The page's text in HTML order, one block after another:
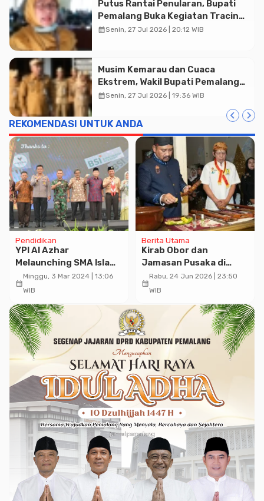
Putus Rantai Penularan, Bupati
Pemalang Buka Kegiatan Tracing
TBC Terintegrasi di Mulyoharjo
calendar_monthSenin, 27 Jul 2026 | 20:12 WIB
Musim Kemarau dan Cuaca
Ekstrem, Wakil Bupati Pemalang
Ingatkan ASN Waspada Bahaya
calendar_monthSenin, 27 Jul 2026 | 19:36 WIB
REKOMENDASI UNTUK ANDA
Pendidikan
YPI Al Azhar
Melaunching SMA Islam
Al Azhar 35 Cilacap
calendar_month
Minggu, 3 Mar 2024 | 13:06
WIB
Berita Utama
Kirab Obor dan
Jamasan Pusaka di
Ndalem Notonagoro:
Wajah Baru Tradisi
calendar_month
Rabu, 24 Jun 2026 | 23:50
WIB